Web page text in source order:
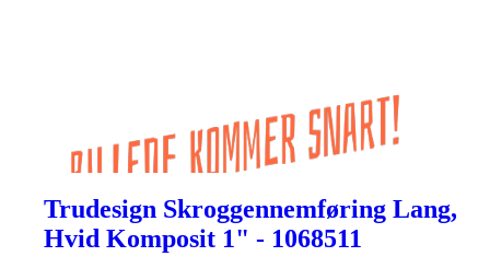
Trudesign Skroggennemføring Lang,
Hvid Komposit 1" - 1068511